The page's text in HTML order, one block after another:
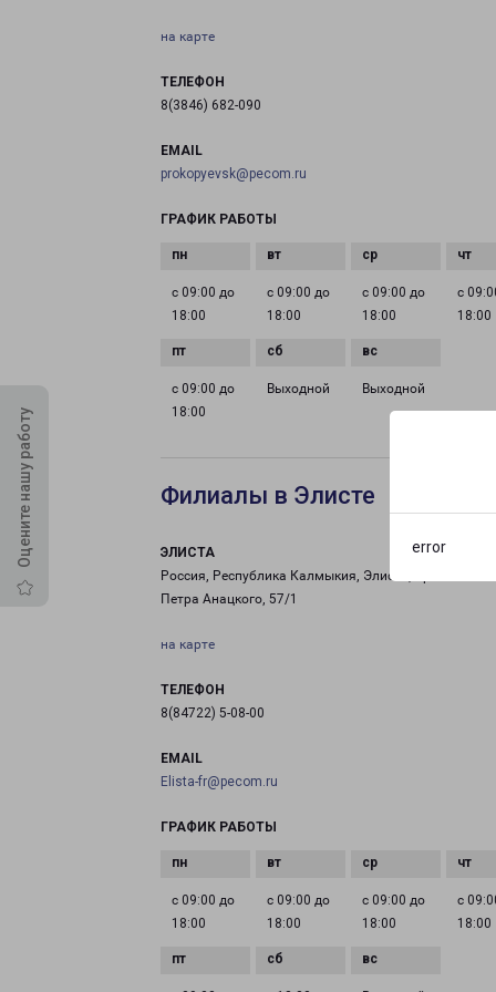
error
Оцените нашу работу
на карте
ТЕЛЕФОН
8(3846) 682-090
EMAIL
prokopyevsk@pecom.ru
ГРАФИК РАБОТЫ
с 09:00 до
18:00
с 09:00 до
18:00
с 09:00 до
18:00
с
18:00
с 09:00 до
18:00
Выходной Выходной
Филиалы в Элисте
ЭЛИСТА
Россия, Республика Калмыкия, Элиста, проспект
Петра Анацкого, 57/1
на карте
ТЕЛЕФОН
8(84722) 5-08-00
EMAIL
Elista-fr@pecom.ru
ГРАФИК РАБОТЫ
с 09:00 до
18:00
с 09:00 до
18:00
с 09:00 до
18:00
с
18:00